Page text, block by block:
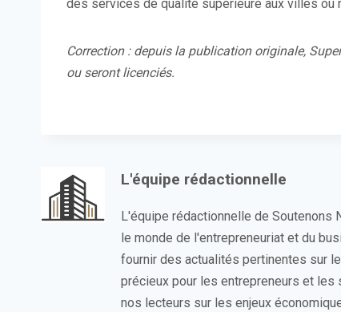
des services de qualité supérieure aux villes
Correction : depuis la publication originale,
ou seront licenciés.
L'équipe rédactionnelle
L'équipe rédactionnelle de
le monde de l'entrepreneuriat et du
fournir des actualités pertinentes sur
précieux pour les entrepreneurs et
nos lecteurs sur les enjeux